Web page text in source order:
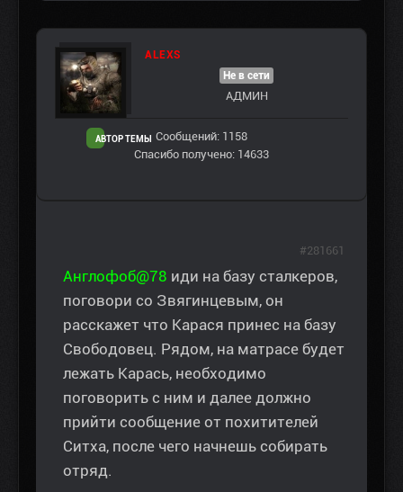
ALEXS
АВТОР ТЕМЫ
Не в сети
АДМИН
Сообщений: 1158
Спасибо получено: 14633
Англофоб@78 иди на базу сталкеров,
поговори со Звягинцевым, он
расскажет что Карася принес на базу
Свободовец. Рядом, на матрасе будет
лежать Карась, необходимо
поговорить с ним и далее должно
прийти сообщение от похитителей
Ситха, после чего начнешь собирать
отряд.
#281661